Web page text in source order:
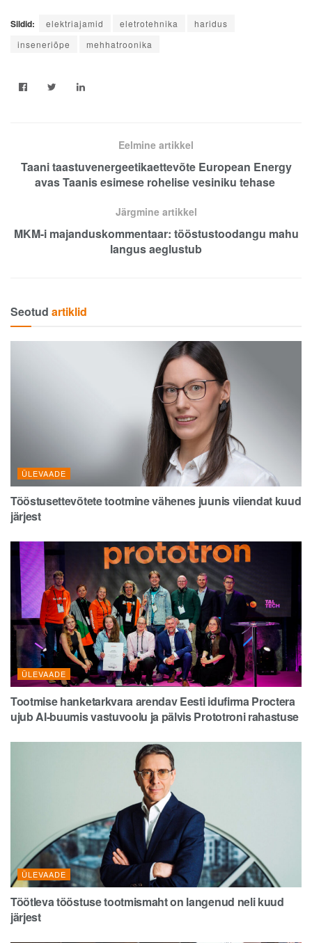
Sildid: elektriajamid eletrotehnika
haridus
inseneriõpe
mehhatroonika
Eelmine artikkel
Taani taastuvenergeetikaettevõte European Energy
avas Taanis esimese rohelise vesiniku tehase
Järgmine artikkel
MKM-i majanduskommentaar: tööstustoodangu mahu
langus aeglustub
Seotud artiklid
ÜLEVAADE
Tööstusettevõtete tootmine vähenes juunis viiendat kuud
järjest
ÜLEVAADE
Tootmise hanketarkvara arendav Eesti idufirma Proctera
ujub AI-buumis vastuvoolu ja pälvis Prototroni rahastuse
ÜLEVAADE
Töötleva tööstuse tootmismaht on langenud neli kuud
järjest